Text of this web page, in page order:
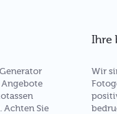
Angebote
Achten Sie
Ihre
Wir